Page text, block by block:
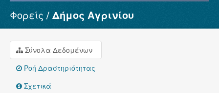
Σύνολα Δεδομένων
Φορείς
Ομάδες
Σχετικά
Φορείς Δήμος Αγρινίου
Σύνολα Δεδομένων
Ροή Δραστηριότητας
Σχετικά